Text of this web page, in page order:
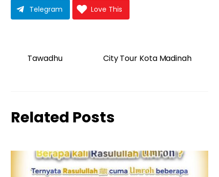
Telegram Love This
Tawadhu City Tour Kota Madinah
Related Posts